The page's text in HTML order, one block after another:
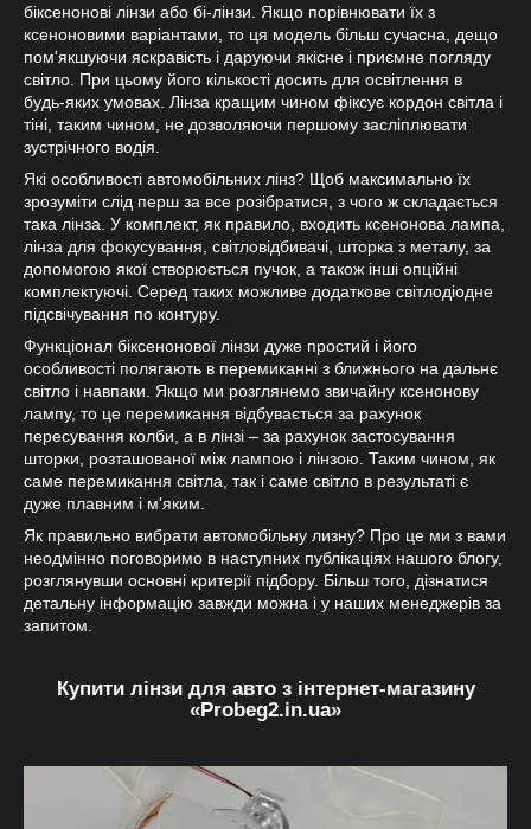
біксенонові лінзи або бі-лінзи. Якщо порівнювати їх з
ксеноновими варіантами, то ця модель більш сучасна, дещо
пом'якшуючи яскравість і даруючи якісне і приємне погляду
світло. При цьому його кількості досить для освітлення в
будь-яких умовах. Лінза кращим чином фіксує кордон світла і
тіні, таким чином, не дозволяючи першому засліплювати
зустрічного водія.
Які особливості автомобільних лінз? Щоб максимально їх
зрозуміти слід перш за все розібратися, з чого ж складається
така лінза. У комплект, як правило, входить ксенонова лампа,
лінза для фокусування, світловідбивачі, шторка з металу, за
допомогою якої створюється пучок, а також інші опційні
комплектуючі. Серед таких можливе додаткове світлодіодне
підсвічування по контуру.
Функціонал біксенонової лінзи дуже простий і його
особливості полягають в перемиканні з ближнього на дальнє
світло і навпаки. Якщо ми розглянемо звичайну ксенонову
лампу, то це перемикання відбувається за рахунок
пересування колби, а в лінзі – за рахунок застосування
шторки, розташованої між лампою і лінзою. Таким чином, як
саме перемикання світла, так і саме світло в результаті є
дуже плавним і м'яким.
Як правильно вибрати автомобільну лизну? Про це ми з вами
неодмінно поговоримо в наступних публікаціях нашого блогу,
розглянувши основні критерії підбору. Більш того, дізнатися
детальну інформацію завжди можна і у наших менеджерів за
запитом.
Купити лінзи для авто з інтернет-магазину
«Probeg2.in.ua»